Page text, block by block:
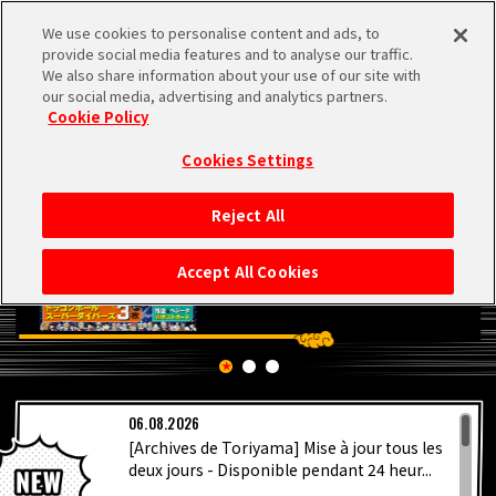
MEN
ACCUEIL
NEWS
À NE PAS MANQUER
VIDÉOS
06.08.2026
[Archives de Toriyama] Mise à jour tous les
deux jours - Disponible pendant 24 heur...
We use cookies to personalise content and ads, to
provide social media features and to analyse our traffic.
We also share information about your use of our site with
our social media, advertising and analytics partners.
Cookie Policy
Cookies Settings
Reject All
Accept All Cookies